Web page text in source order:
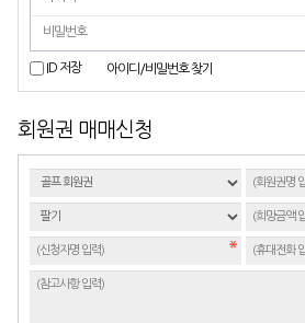
ID 저장 아이디/비밀번호 찾기
회원권 매매신청